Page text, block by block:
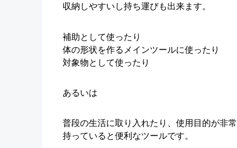
収納しやすいし持ち運びも出来ます。
補助として使ったり
体の形状を作るメインツールに使ったり
対象物として使ったり
あるいは
普段の生活に取り入れたり、使用目的が非
持っていると便利なツールです。